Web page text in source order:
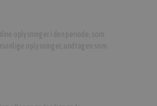
oplysninger i den periode, som
oplysninger, undtagen som